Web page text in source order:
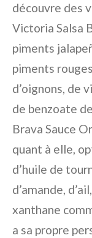
découvre des
Victoria Salsa
piments
piments
d’oignons, de
de benzoate
Brava Sauce
quant à elle,
d’huile de
d’amande,
xanthane
a sa propre